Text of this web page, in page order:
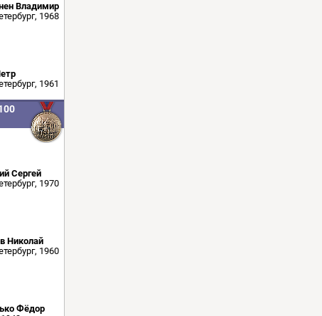
Владимир
1968
1961
Сергей
1970
Николай
1960
Фёдор